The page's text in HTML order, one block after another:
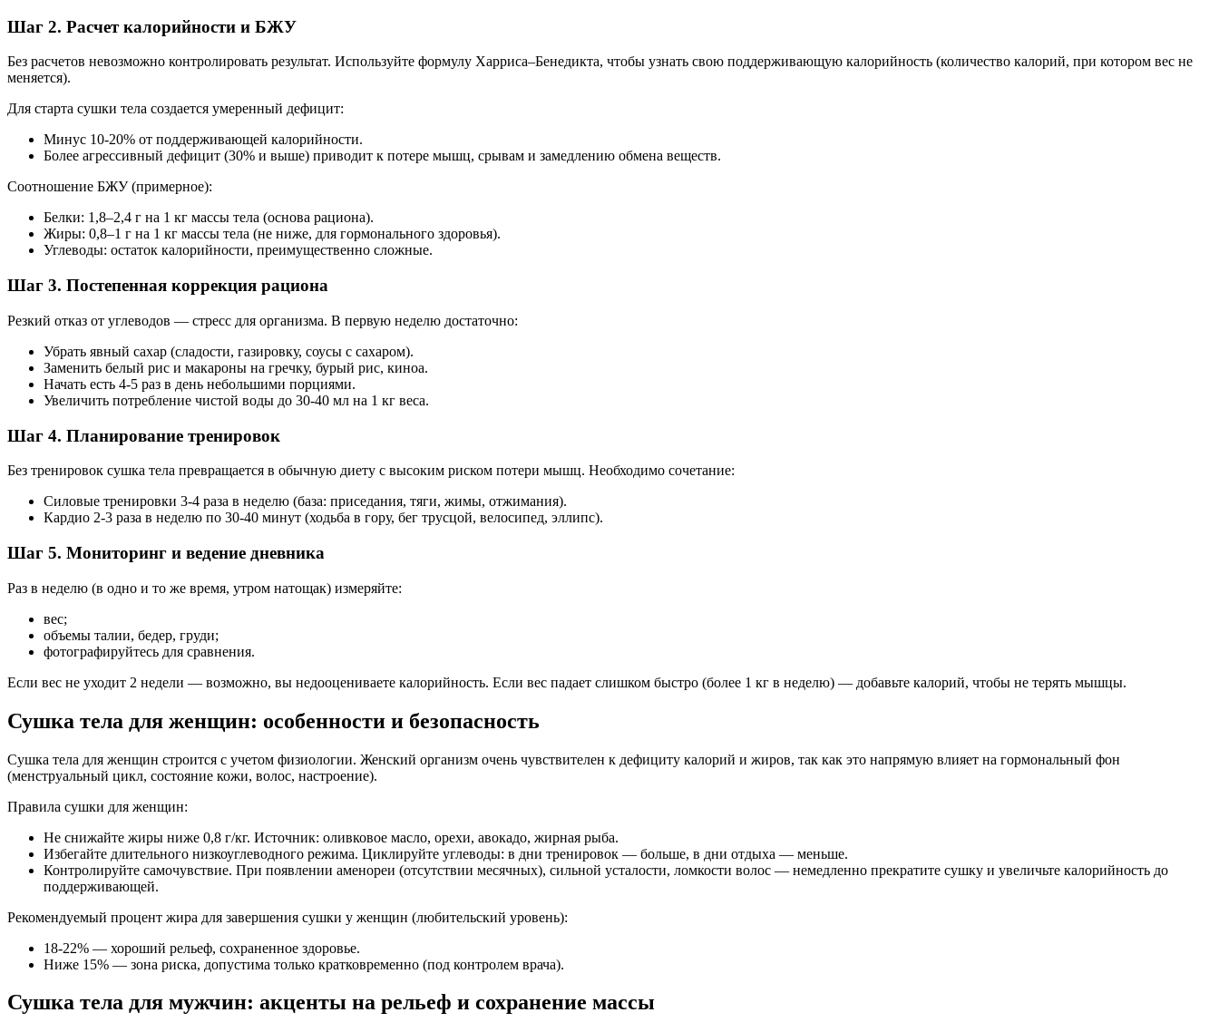
Шаг 2. Расчет калорийности и БЖУ
Без расчетов невозможно контролировать результат. Используйте формулу Харриса–Бенедикта, чтобы узнать свою поддерживающую калорийность (количество калорий, при котором вес не
меняется).
Для старта сушки тела создается умеренный дефицит:
Минус 10-20% от поддерживающей калорийности.
Более агрессивный дефицит (30% и выше) приводит к потере мышц, срывам и замедлению обмена веществ.
Соотношение БЖУ (примерное):
Белки: 1,8–2,4 г на 1 кг массы тела (основа рациона).
Жиры: 0,8–1 г на 1 кг массы тела (не ниже, для гормонального здоровья).
Углеводы: остаток калорийности, преимущественно сложные.
Шаг 3. Постепенная коррекция рациона
Резкий отказ от углеводов — стресс для организма. В первую неделю достаточно:
Убрать явный сахар (сладости, газировку, соусы с сахаром).
Заменить белый рис и макароны на гречку, бурый рис, киноа.
Начать есть 4-5 раз в день небольшими порциями.
Увеличить потребление чистой воды до 30-40 мл на 1 кг веса.
Шаг 4. Планирование тренировок
Без тренировок сушка тела превращается в обычную диету с высоким риском потери мышц. Необходимо сочетание:
Силовые тренировки 3-4 раза в неделю (база: приседания, тяги, жимы, отжимания).
Кардио 2-3 раза в неделю по 30-40 минут (ходьба в гору, бег трусцой, велосипед, эллипс).
Шаг 5. Мониторинг и ведение дневника
Раз в неделю (в одно и то же время, утром натощак) измеряйте:
вес;
объемы талии, бедер, груди;
фотографируйтесь для сравнения.
Если вес не уходит 2 недели — возможно, вы недооцениваете калорийность. Если вес падает слишком быстро (более 1 кг в неделю) — добавьте калорий, чтобы не терять мышцы.
Сушка тела для женщин: особенности и безопасность
Сушка тела для женщин строится с учетом физиологии. Женский организм очень чувствителен к дефициту калорий и жиров, так как это напрямую влияет на гормональный фон
(менструальный цикл, состояние кожи, волос, настроение).
Правила сушки для женщин:
Не снижайте жиры ниже 0,8 г/кг. Источник: оливковое масло, орехи, авокадо, жирная рыба.
Избегайте длительного низкоуглеводного режима. Циклируйте углеводы: в дни тренировок — больше, в дни отдыха — меньше.
Контролируйте самочувствие. При появлении аменореи (отсутствии месячных), сильной усталости, ломкости волос — немедленно прекратите сушку и увеличьте калорийность до
поддерживающей.
Рекомендуемый процент жира для завершения сушки у женщин (любительский уровень):
18-22% — хороший рельеф, сохраненное здоровье.
Ниже 15% — зона риска, допустима только кратковременно (под контролем врача).
Сушка тела для мужчин: акценты на рельеф и сохранение массы